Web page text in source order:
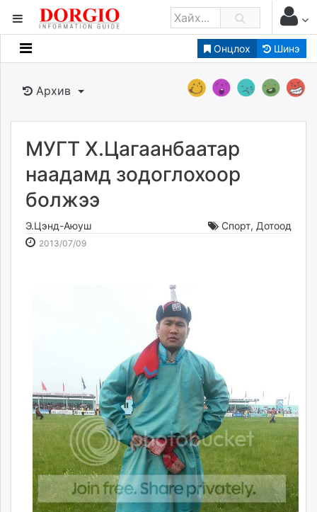
Онцлох Шинэ
Мэдээллийн
Банк санхүү
Бизнес ААН
Төрийн
dorgio.mn
Gogo.mn
caak.mn
Eguur.mn
24tsag.mn
shuud.mn
eagle.mn
ergelt.mn
zarig.mn
today.mn
zuv.mn
Архив
МУГТ Х.Цагаанбаатар
наадамд зодоглохоор
болжээ
Э.Цэнд-Аюуш Спорт, Дотоод
2013/07/092013-
2026-